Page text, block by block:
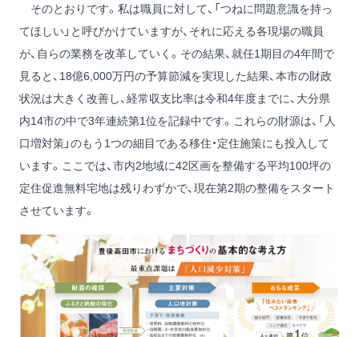
そのとおりです。私は職員に対して、「つねに問題意識を持っ
てほしい」と呼びかけていますが、それに応える各現場の職員
が、自らの業務を改革していく。その結果、就任1期目の4年間で
見ると、18億6,000万円の予算節減を実現した結果、本市の財政
状況は大きく改善し、経常収支比率は令和4年度までに、大分県
内14市の中で3年連続第1位を記録中です。これらの財源は、「人
口増対策」のもう1つの細目である移住・定住施策にも投入して
います。ここでは、市内2地域に42区画を整備する平均100坪の
定住促進無料宅地は残りわずかで、現在第2期の整備をスタート
させています。